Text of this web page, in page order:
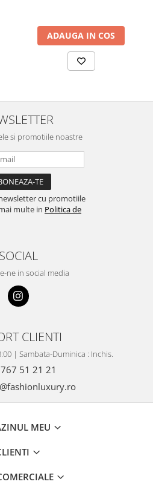
ADAUGA IN COS
si promotiile noastre
cu promotiile
multe in Politica de
SOCIAL
ne in social media
CLIENTI
| Sambata-Duminica : Inchis.
51 21 21
MEU